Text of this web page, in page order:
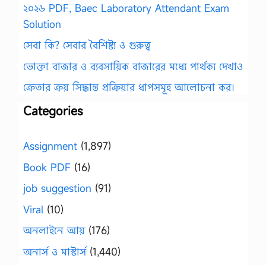
২০২৬ PDF, Baec Laboratory Attendant Exam
Solution
সেবা কি? সেবার বৈশিষ্ট্য ও গুরুত্ব
ভোক্তা বাজার ও ব্যবসায়িক বাজারের মধ্যে পার্থক্য দেখাও
ক্রেতার ক্রয় সিদ্ধান্ত প্রক্রিয়ার ধাপসমূহ আলোচনা কর।
Categories
Assignment (1,897)
Book PDF (16)
job suggestion (91)
Viral (10)
অনলাইনে আয় (176)
অনার্স ও মাস্টার্স(1,440)